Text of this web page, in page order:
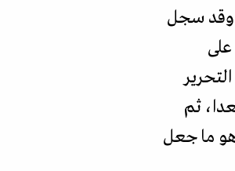
وقد سجل
على
بـ"جبهة التحرير
واحتل المـرشحون المستقلون ضمن القوائم الحرة المركز الثاني بـ84 مقعدا، ثم
وهو ما جعل